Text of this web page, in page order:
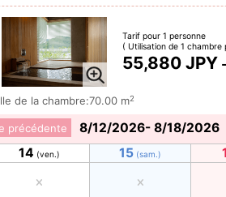
Tarif pour 1 personne
( Utilisation de 1 chambre
55,880 JPY -
de la chambre:70.00 m2
8/12/2026- 8/18/2026
précédente
14 (ven.) 15 (sam.)